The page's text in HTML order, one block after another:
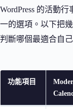
WordPress 的活動
一的選項。以下把
判斷哪個最適合自
功能項目